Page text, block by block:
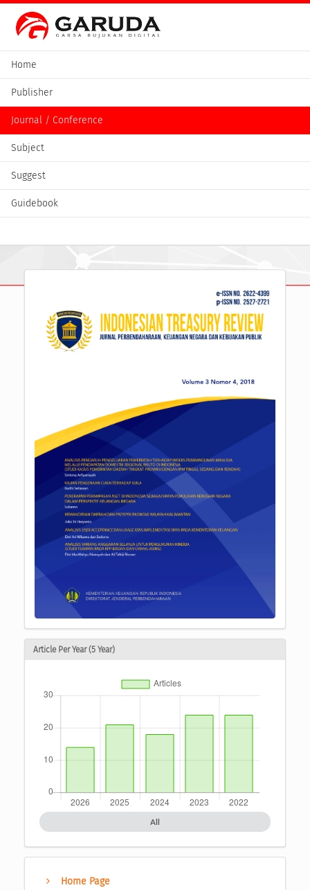
Home
Publisher
Journal / Conference
Subject
Suggest
Guidebook
Article Per Year (5 Year)
All
Home Page